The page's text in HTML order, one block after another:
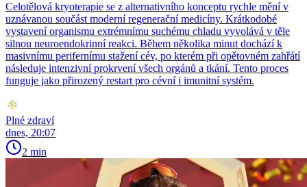
Celotělová kryoterapie se z alternativního konceptu rychle mění v
uznávanou součást moderní regenerační medicíny. Krátkodobé
vystavení organismu extrémnímu suchému chladu vyvolává v těle
silnou neuroendokrinní reakci. Během několika minut dochází k
masivnímu perifernímu stažení cév, po kterém při opětovném zahřátí
následuje intenzivní prokrvení všech orgánů a tkání. Tento proces
funguje jako přirozený restart pro cévní i imunitní systém.
Plné zdraví
dnes, 20:07
2 min